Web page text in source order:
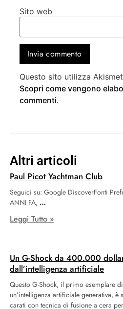
Altri articoli
Paul Picot Yachtman Club
Seguici su: Google DiscoverFonti
ANNI FA,
Leggi Tutto »
Un G-Shock da 400.000
dall’intelligenza artificiale
Questo G-Shock, il primo esemplare
un’intelligenza artificiale generativa, è
carati con tecnica di fusione a cera
Sito web
Questo sito utilizza
Scopri come vengono
commenti.